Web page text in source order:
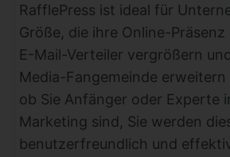
RafflePress ist ideal für
Größe, die ihre Online-
E-Mail-Verteiler vergrößern
Media-Fangemeinde
ob Sie Anfänger oder Experte
Marketing sind, Sie werden
benutzerfreundlich und